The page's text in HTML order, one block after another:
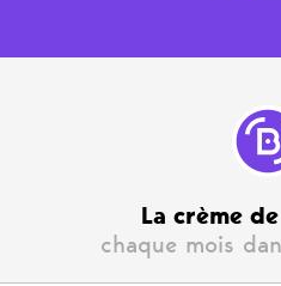
La crème
chaque mois